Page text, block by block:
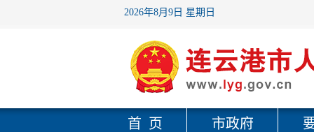
2026年8月9日 星期日
首 页 市政府